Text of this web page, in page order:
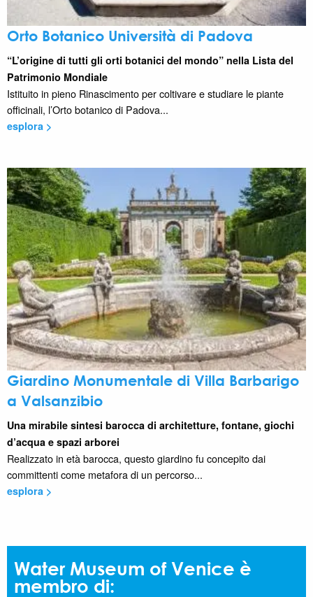
Orto Botanico Università di Padova
“L’origine di tutti gli orti botanici del mondo” nella Lista del
Patrimonio Mondiale
Istituito in pieno Rinascimento per coltivare e studiare le piante
officinali, l’Orto botanico di Padova...
esplora >
Giardino Monumentale di Villa Barbarigo
a Valsanzibio
Una mirabile sintesi barocca di architetture, fontane, giochi
d’acqua e spazi arborei
Realizzato in età barocca, questo giardino fu concepito dai
committenti come metafora di un percorso...
esplora >
Water Museum of Venice è
membro di: